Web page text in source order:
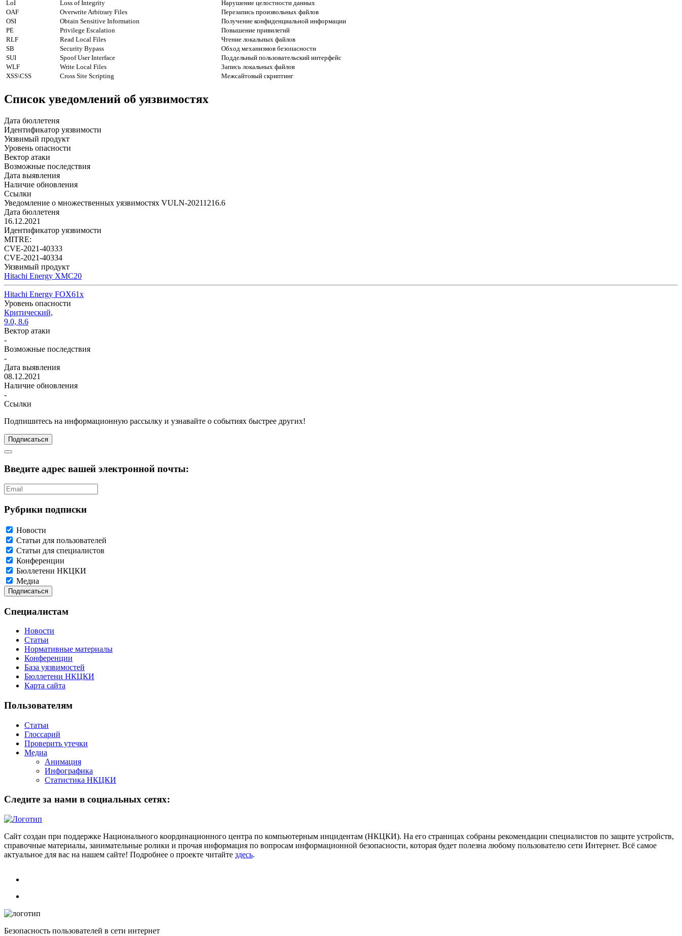
LoI
Loss of Integrity
Нарушение целостности данных
OAF
Overwrite Arbitrary Files
Перезапись произвольных файлов
OSI
Obtain Sensitive Information
Получение конфиденциальной информации
PE
Privilege Escalation
Повышение привилегий
RLF
Read Local Files
Чтение локальных файлов
SB
Security Bypass
Обход механизмов безопасности
SUI
Spoof User Interface
Поддельный пользовательский интерфейс
WLF
Write Local Files
Запись локальных файлов
XSS\CSS
Cross Site Scripting Межсайтовый скриптинг
Список уведомлений об уязвимостях
Дата бюллетеня
Идентификатор уязвимости
Уязвимый продукт
Уровень опасности
Вектор атаки
Возможные последствия
Дата выявления
Наличие обновления
Ссылки
Уведомление о множественных уязвимостях VULN-20211216.6
Дата бюллетеня
16.12.2021
Идентификатор уязвимости
MITRE:
CVE-2021-40333
CVE-2021-40334
Уязвимый продукт
Hitachi Energy XMC20
Hitachi Energy FOX61x
Уровень опасности
Критический,
9.0, 8.6
Вектор атаки
-
Возможные последствия
-
Дата выявления
08.12.2021
Наличие обновления
-
Ссылки
Подпишитесь на информационную рассылку и узнавайте о событиях быстрее других!
Подписаться
Введите адрес вашей электронной почты:
Рубрики подписки
Новости
Статьи для пользователей
Статьи для специалистов
Конференции
Бюллетени НКЦКИ
Медиа
Специалистам
Новости
Статьи
Нормативные материалы
Конференции
База уязвимостей
Бюллетени НКЦКИ
Карта сайта
Пользователям
Статьи
Глоссарий
Проверить утечки
Медиа
Анимация
Инфографика
Статистика НКЦКИ
Следите за нами в социальных сетях:
Сайт создан при поддержке Национального координационного центра по компьютерным инцидентам (НКЦКИ). На его страницах собраны рекомендации специалистов по защите устройств,
справочные материалы, занимательные ролики и прочая информация по вопросам информационной безопасности, которая будет полезна любому пользователю сети Интернет. Всё самое
актуальное для вас на нашем сайте! Подробнее о проекте читайте здесь.
Безопасность пользователей в сети интернет